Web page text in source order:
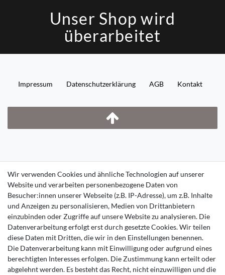
Unser Shop wird
überarbeitet
Impressum Daten­schutz­erklärung AGB Kontakt
Wir verwenden Cookies und ähnliche Technologien auf unserer
Website und verarbeiten personenbezogene Daten von
Besucher:innen unserer Webseite (z.B. IP-Adresse), um z.B. Inhalte
und Anzeigen zu personalisieren, Medien von Drittanbietern
einzubinden oder Zugriffe auf unsere Website zu analysieren. Die
Datenverarbeitung erfolgt erst durch gesetzte Cookies. Wir teilen
diese Daten mit Dritten, die wir in den Einstellungen benennen.
Die Datenverarbeitung kann mit Einwilligung oder aufgrund eines
berechtigten Interesses erfolgen. Die Zustimmung kann erteilt oder
abgelehnt werden. Es besteht das Recht, nicht einzuwilligen und die